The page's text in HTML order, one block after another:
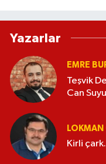
Yazarlar
EMRE
Teşvik
Can
LOKMAN
Kirli